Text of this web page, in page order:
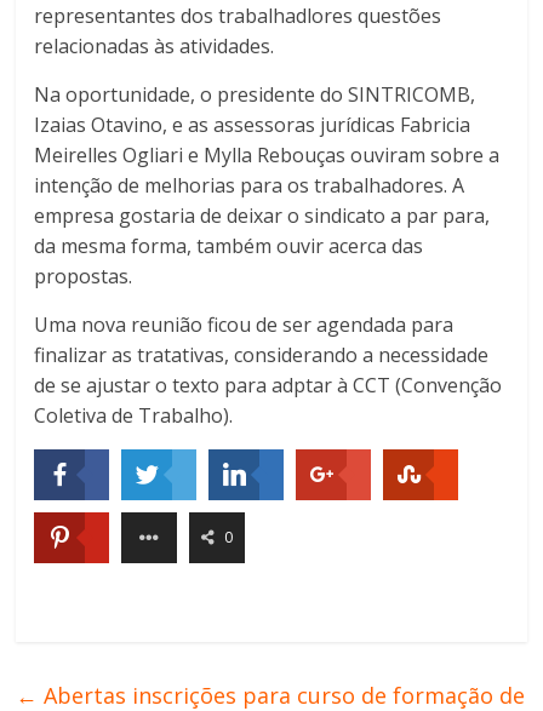
representantes dos trabalhadlores questões
relacionadas às atividades.
Na oportunidade, o presidente do SINTRICOMB,
Izaias Otavino, e as assessoras jurídicas Fabricia
Meirelles Ogliari e Mylla Rebouças ouviram sobre a
intenção de melhorias para os trabalhadores. A
empresa gostaria de deixar o sindicato a par para,
da mesma forma, também ouvir acerca das
propostas.
Uma nova reunião ficou de ser agendada para
finalizar as tratativas, considerando a necessidade
de se ajustar o texto para adptar à CCT (Convenção
Coletiva de Trabalho).
0
← Abertas inscrições para curso de formação de